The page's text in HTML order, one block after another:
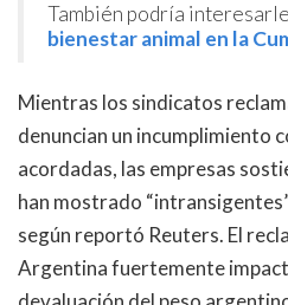
También podría
bienestar animal en la
Mientras los sindicatos
denuncian un incumplimiento
acordadas, las empresas
han mostrado
según reportó Reuters. El
Argentina fuertemente